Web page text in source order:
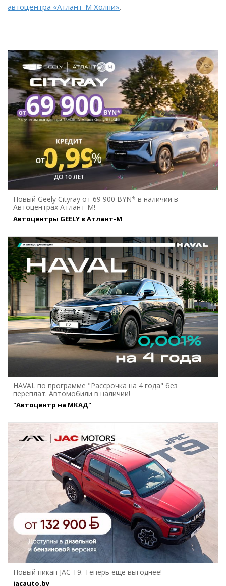
автоцентра «Атлант-М Холпи».
Новый Geely Cityray от 69 900 BYN* в наличии в
Автоцентрах Атлант-М!
Автоцентры GEELY в Атлант-М
HAVAL по программе "Рассрочка на 4 года" без
переплат. Автомобили в наличии!
"Автоцентр на МКАД"
Новый пикап JAC T9. Теперь еще выгоднее!
jacauto.by